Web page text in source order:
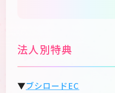
法人別特典
▼ブシロードEC